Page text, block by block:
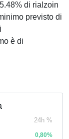
di rialzoin
previsto di
è di
24h %
0,80%